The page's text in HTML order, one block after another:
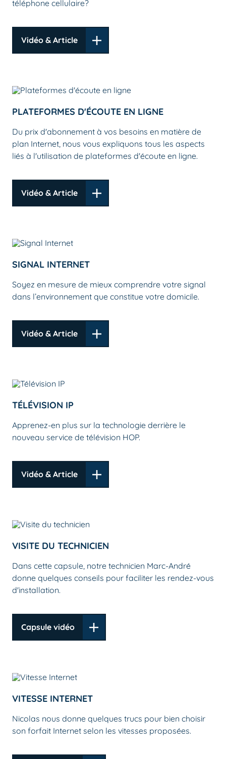
téléphone cellulaire?
Vidéo & Article
PLATEFORMES D'ÉCOUTE EN LIGNE
Du prix d'abonnement à vos besoins en matière de
plan Internet, nous vous expliquons tous les aspects
liés à l'utilisation de plateformes d'écoute en ligne.
Vidéo & Article
SIGNAL INTERNET
Soyez en mesure de mieux comprendre votre signal
dans l’environnement que constitue votre domicile.
Vidéo & Article
TÉLÉVISION IP
Apprenez-en plus sur la technologie derrière le
nouveau service de télévision HOP.
Vidéo & Article
VISITE DU TECHNICIEN
Dans cette capsule, notre technicien Marc-André
donne quelques conseils pour faciliter les rendez-vous
d'installation.
Capsule vidéo
VITESSE INTERNET
Nicolas nous donne quelques trucs pour bien choisir
son forfait Internet selon les vitesses proposées.